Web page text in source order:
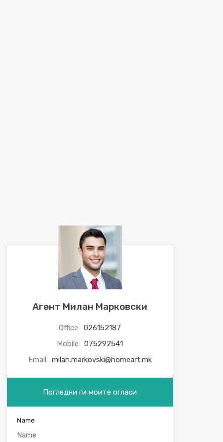
Агент Милан Марковски
Office: 026152187
Mobile: 075292541
Email: milan.markovski@homeart.mk
Погледни ги моите огласи
Name